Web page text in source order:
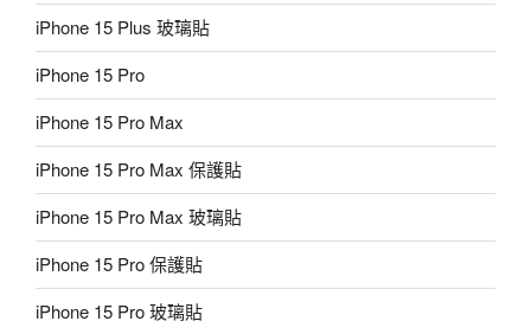
iPhone 15 Plus 玻璃貼
iPhone 15 Pro
iPhone 15 Pro Max
iPhone 15 Pro Max 保護貼
iPhone 15 Pro Max 玻璃貼
iPhone 15 Pro 保護貼
iPhone 15 Pro 玻璃貼